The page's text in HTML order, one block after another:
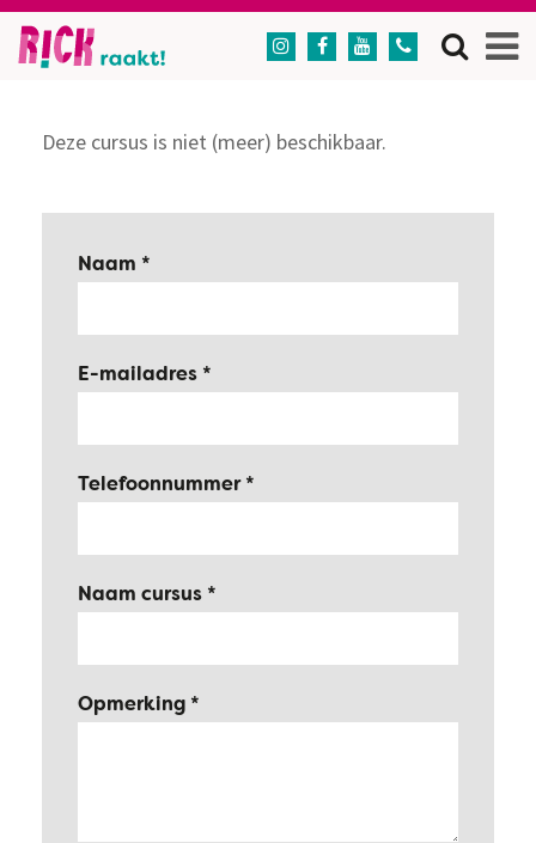
   
Deze cursus is niet (meer) beschikbaar.
Naam
E-mailadres
Telefoonnummer
Naam cursus
Opmerking